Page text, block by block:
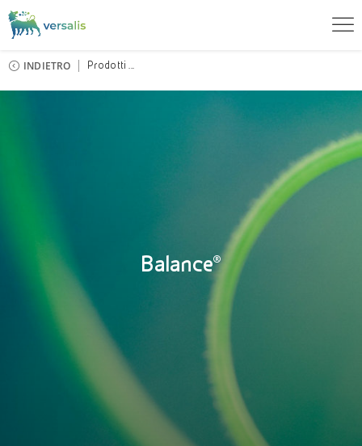
INDIETRO Prodotti ...
Balance®